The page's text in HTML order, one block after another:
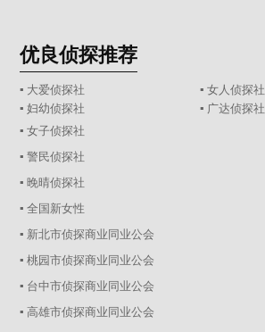
优良侦探推荐
▪ 大爱侦探社
▪ 女人侦探社
▪ 妇幼侦探社
▪ 广达侦探社
▪ 女子侦探社
▪ 警民侦探社
▪ 晚晴侦探社
▪ 全国新女性
▪ 新北市侦探商业同业公会
▪ 桃园市侦探商业同业公会
▪ 台中市侦探商业同业公会
▪ 高雄市侦探商业同业公会